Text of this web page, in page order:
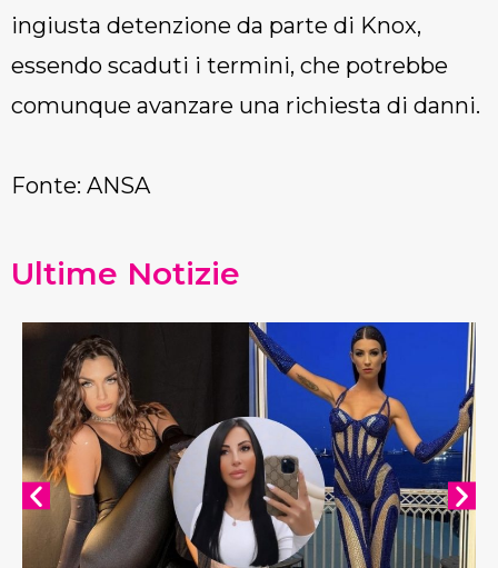
ingiusta detenzione da parte di Knox,
essendo scaduti i termini, che potrebbe
comunque avanzare una richiesta di danni.
Fonte: ANSA
Ultime Notizie